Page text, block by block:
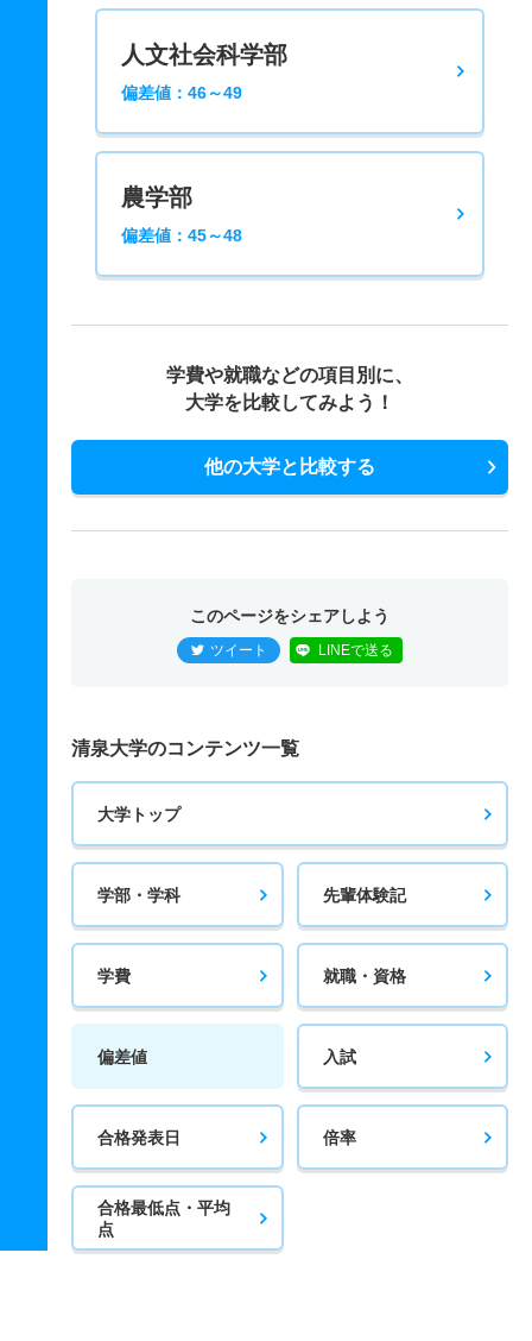
人文社会科学部
偏差値：46～49
農学部
偏差値：45～48
学費や就職などの項目別に、
大学を比較してみよう！
他の大学と比較する
このページをシェアしよう
ツイート LINEで送る
清泉大学のコンテンツ一覧
大学トップ
学部・学科 先輩体験記
学費 就職・資格
偏差値 入試
合格発表日 倍率
合格最低点・平均
点